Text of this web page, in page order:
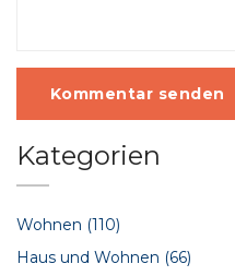
Kommentar senden
Kategorien
Wohnen (110)
Haus und Wohnen (66)